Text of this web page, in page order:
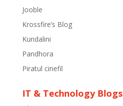
Jooble
Krossfire’s Blog
Kundalini
Pandhora
Piratul cinefil
IT & Technology Blogs